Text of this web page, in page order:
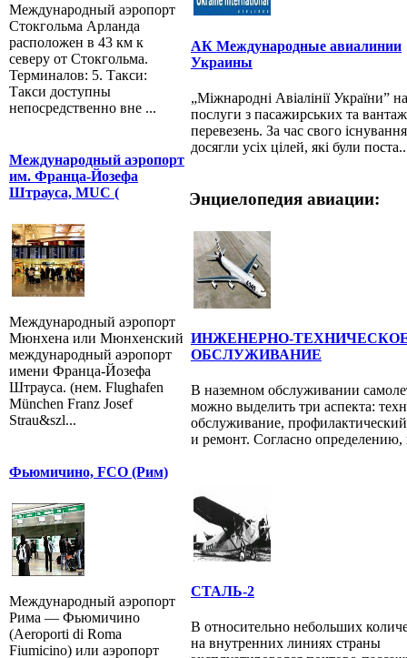
Международный аэропорт
Стокгольма Арланда
расположен в 43 км к
северу от Стокгольма.
Терминалов: 5. Такси:
Такси доступны
непосредственно вне ...
Международный аэропорт
им. Франца-Йозефа
Штрауса, MUC (
Международный аэропорт
Мюнхена или Мюнхенский
международный аэропорт
имени Франца-Йозефа
Штрауса. (нем. Flughafen
München Franz Josef
Strau&szl...
Фьюмичино, FCO (Рим)
Международный аэропорт
Рима — Фьюмичино
(Aeroporti di Roma
Fiumicino) или аэропорт
АК Международные авиалинии
Украины
„Міжнародні Авіалінії України”
послуги з пасажирських та
перевезень. За час свого
досягли усіх цілей, які були
Энциелопедия авиации:
ИНЖЕНЕРНО-
ОБСЛУЖИВАНИЕ
В наземном обслуживании
можно выделить три аспекта:
обслуживание,
и ремонт. Согласно определению,
СТАЛЬ-2
В относительно небольших
на внутренних линиях страны